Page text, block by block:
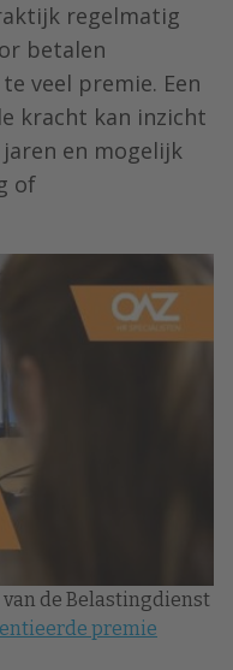
regelmatig
betalen
veel premie. Een
kracht kan inzicht
en mogelijk
of
de Belastingdienst
premie